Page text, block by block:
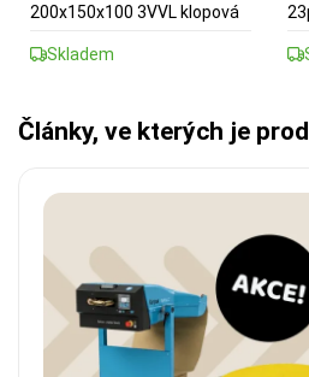
200x150x100 3VVL klopová
Skladem
Články, ve kterých je